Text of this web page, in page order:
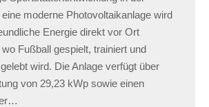
moderne Photovoltaikanlage wird
Energie direkt vor Ort
Fußball gespielt, trainiert und
wird. Die Anlage verfügt über
von 29,23 kWp sowie einen